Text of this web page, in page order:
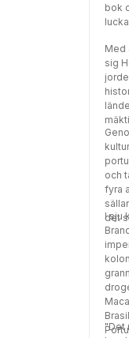
bok
Med
sig
och
fyra
det
I sju
"Det